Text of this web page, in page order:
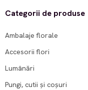
Categorii de produse
Ambalaje florale
Accesorii flori
Lumânări
Pungi, cutii și coșuri